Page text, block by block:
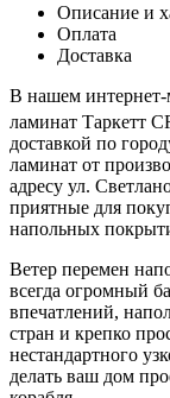
Описание и
Оплата
Доставка
В нашем
ламинат Таркетт
доставкой по
ламинат от
адресу ул.
приятные для
напольных
Ветер перемен
всегда огромный
впечатлений,
стран и крепко
нестандартного
делать ваш дом